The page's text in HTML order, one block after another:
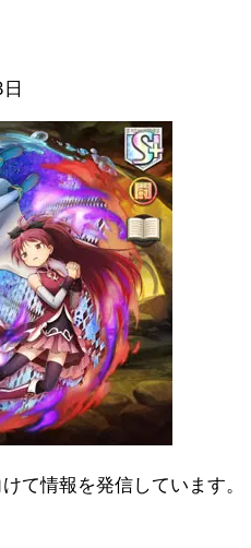
て情報を発信しています。